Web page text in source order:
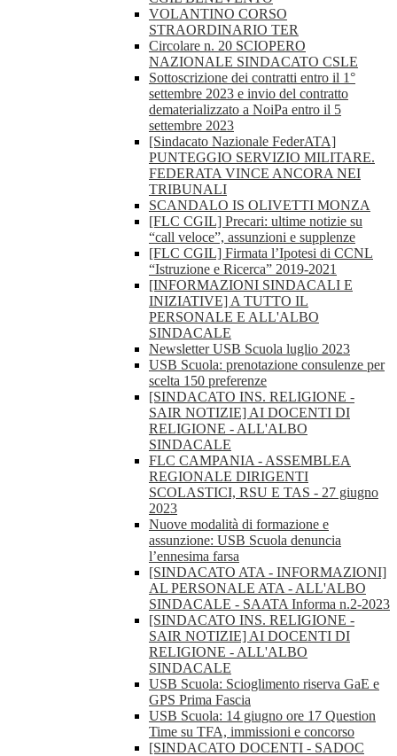
VOLANTINO CORSO
STRAORDINARIO TER
Circolare n. 20 SCIOPERO
NAZIONALE SINDACATO CSLE
Sottoscrizione dei contratti entro il 1°
settembre 2023 e invio del contratto
dematerializzato a NoiPa entro il 5
settembre 2023
[Sindacato Nazionale FederATA]
PUNTEGGIO SERVIZIO MILITARE.
FEDERATA VINCE ANCORA NEI
TRIBUNALI
SCANDALO IS OLIVETTI MONZA
[FLC CGIL] Precari: ultime notizie su
“call veloce”, assunzioni e supplenze
[FLC CGIL] Firmata l’Ipotesi di CCNL
“Istruzione e Ricerca” 2019-2021
[INFORMAZIONI SINDACALI E
INIZIATIVE] A TUTTO IL
PERSONALE E ALL'ALBO
SINDACALE
Newsletter USB Scuola luglio 2023
USB Scuola: prenotazione consulenze per
scelta 150 preferenze
[SINDACATO INS. RELIGIONE -
SAIR NOTIZIE] AI DOCENTI DI
RELIGIONE - ALL'ALBO
SINDACALE
FLC CAMPANIA - ASSEMBLEA
REGIONALE DIRIGENTI
SCOLASTICI, RSU E TAS - 27 giugno
2023
Nuove modalità di formazione e
assunzione: USB Scuola denuncia
l’ennesima farsa
[SINDACATO ATA - INFORMAZIONI]
AL PERSONALE ATA - ALL'ALBO
SINDACALE - SAATA Informa n.2-2023
[SINDACATO INS. RELIGIONE -
SAIR NOTIZIE] AI DOCENTI DI
RELIGIONE - ALL'ALBO
SINDACALE
USB Scuola: Scioglimento riserva GaE e
GPS Prima Fascia
USB Scuola: 14 giugno ore 17 Question
Time su TFA, immissioni e concorso
[SINDACATO DOCENTI - SADOC